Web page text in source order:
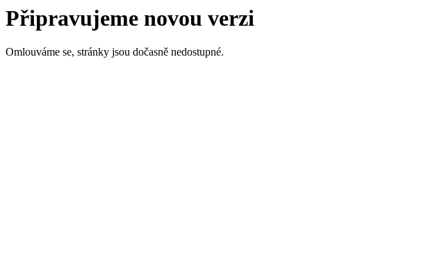
Připravujeme novou verzi
Omlouváme se, stránky jsou dočasně nedostupné.